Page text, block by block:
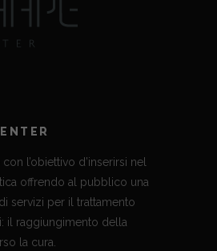
l’obiettivo d’inserirsi nel
offrendo al pubblico una
servizi per il trattamento
il raggiungimento della
la cura.